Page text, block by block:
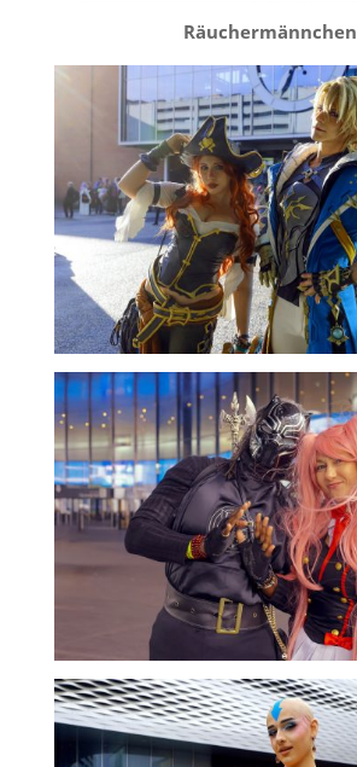
Räuchermännchen